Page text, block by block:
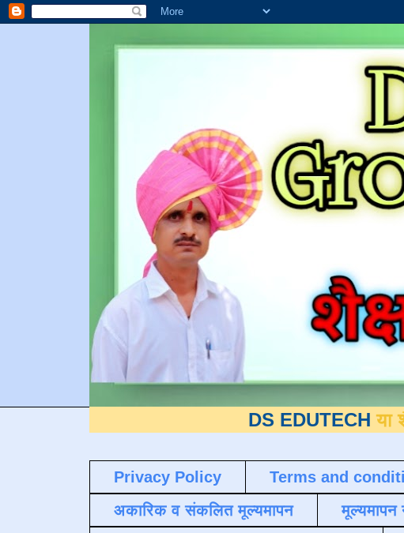
DS EDUTECH या शैक्षणिक
Privacy Policy Terms and
अकारिक व संकलित मूल्यमापन
मूल्यमापन